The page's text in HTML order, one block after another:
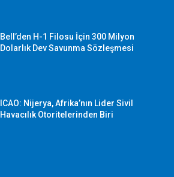
Bell’den H-1 Filosu İçin 300 Milyon
Dolarlık Dev Savunma Sözleşmesi
ICAO: Nijerya, Afrika’nın Lider Sivil
Havacılık Otoritelerinden Biri